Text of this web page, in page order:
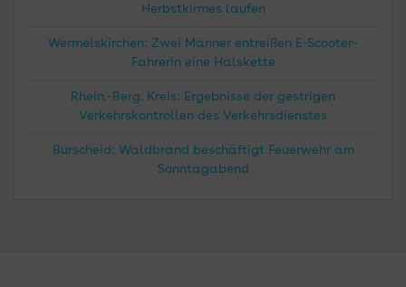
Herbstkirmes laufen
Wermelskirchen: Zwei Männer entreißen E-Scooter-
Fahrerin eine Halskette
Rhein.-Berg. Kreis: Ergebnisse der gestrigen
Verkehrskontrollen des Verkehrsdienstes
Burscheid: Waldbrand beschäftigt Feuerwehr am
Sonntagabend